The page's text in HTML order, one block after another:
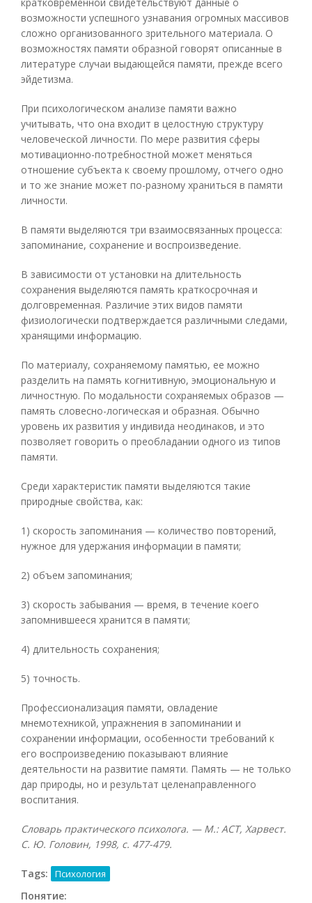
возможности успешного узнавания огромных массивов
сложно организованного зрительного материала. О
возможностях памяти образной говорят описанные в
литературе случаи выдающейся памяти, прежде всего
эйдетизма.
При психологическом анализе памяти важно
учитывать, что она входит в целостную структуру
человеческой личности. По мере развития сферы
мотивационно-потребностной может меняться
отношение субъекта к своему прошлому, отчего одно
и то же знание может по-разному храниться в памяти
личности.
В памяти выделяются три взаимосвязанных процесса:
запоминание, сохранение и воспроизведение.
В зависимости от установки на длительность
сохранения выделяются память краткосрочная и
долговременная. Различие этих видов памяти
физиологически подтверждается различными следами,
хранящими информацию.
По материалу, сохраняемому памятью, ее можно
разделить на память когнитивную, эмоциональную и
личностную. По модальности сохраняемых образов —
память словесно-логическая и образная. Обычно
уровень их развития у индивида неодинаков, и это
позволяет говорить о преобладании одного из типов
памяти.
Среди характеристик памяти выделяются такие
природные свойства, как:
1) скорость запоминания — количество повторений,
нужное для удержания информации в памяти;
2) объем запоминания;
3) скорость забывания — время, в течение коего
запомнившееся хранится в памяти;
4) длительность сохранения;
5) точность.
Профессионализация памяти, овладение
мнемотехникой, упражнения в запоминании и
сохранении информации, особенности требований к
его воспроизведению показывают влияние
деятельности на развитие памяти. Память — не только
дар природы, но и результат целенаправленного
воспитания.
Словарь практического психолога. — М.: АСТ, Харвест.
С. Ю. Головин, 1998, с. 477-479.
Tags: Психология
Понятие: